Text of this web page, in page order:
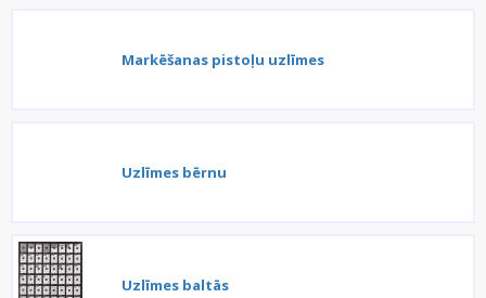
Markēšanas pistoļu uzlīmes
Uzlīmes bērnu
Uzlīmes baltās